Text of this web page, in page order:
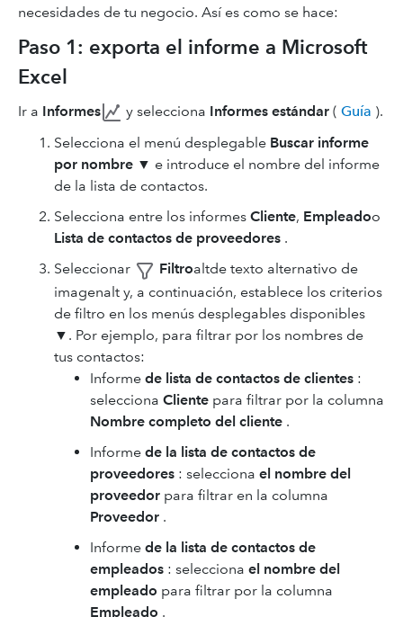
necesidades de tu negocio. Así es como se hace:
Paso 1: exporta el informe a Microsoft
Excel
Ir a Informes y selecciona Informes estándar ( Guía ).
Selecciona el menú desplegable Buscar informe
por nombre ▼ e introduce el nombre del informe
de la lista de contactos.
Selecciona entre los informes Cliente, Empleadoo
Lista de contactos de proveedores .
Seleccionar
Filtroaltde texto alternativo de
imagenalt y, a continuación, establece los criterios
de filtro en los menús desplegables disponibles
▼ . Por ejemplo, para filtrar por los nombres de
tus contactos:
Informe de lista de contactos de clientes :
selecciona Cliente para filtrar por la columna
Nombre completo del cliente .
Informe de la lista de contactos de
proveedores : selecciona el nombre del
proveedor para filtrar en la columna
Proveedor .
Informe de la lista de contactos de
empleados : selecciona el nombre del
empleado para filtrar por la columna
Empleado .